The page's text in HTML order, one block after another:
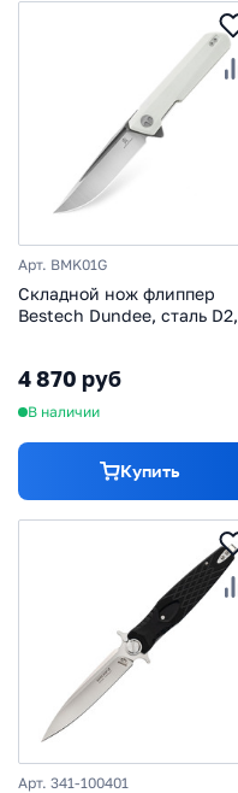
Арт. BMK01G
Складной нож флиппер
Bestech Dundee, сталь D2,
4 870 руб
В наличии
Купить
Арт. 341-100401